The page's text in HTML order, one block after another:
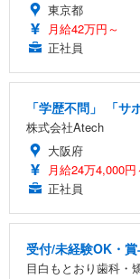
東京都
月給42万円～
正社員
「学歴不問」 「
株式会社Atech
大阪府
月給24万4,000
正社員
受付/未経験OK・賞
目白もとおり歯科・